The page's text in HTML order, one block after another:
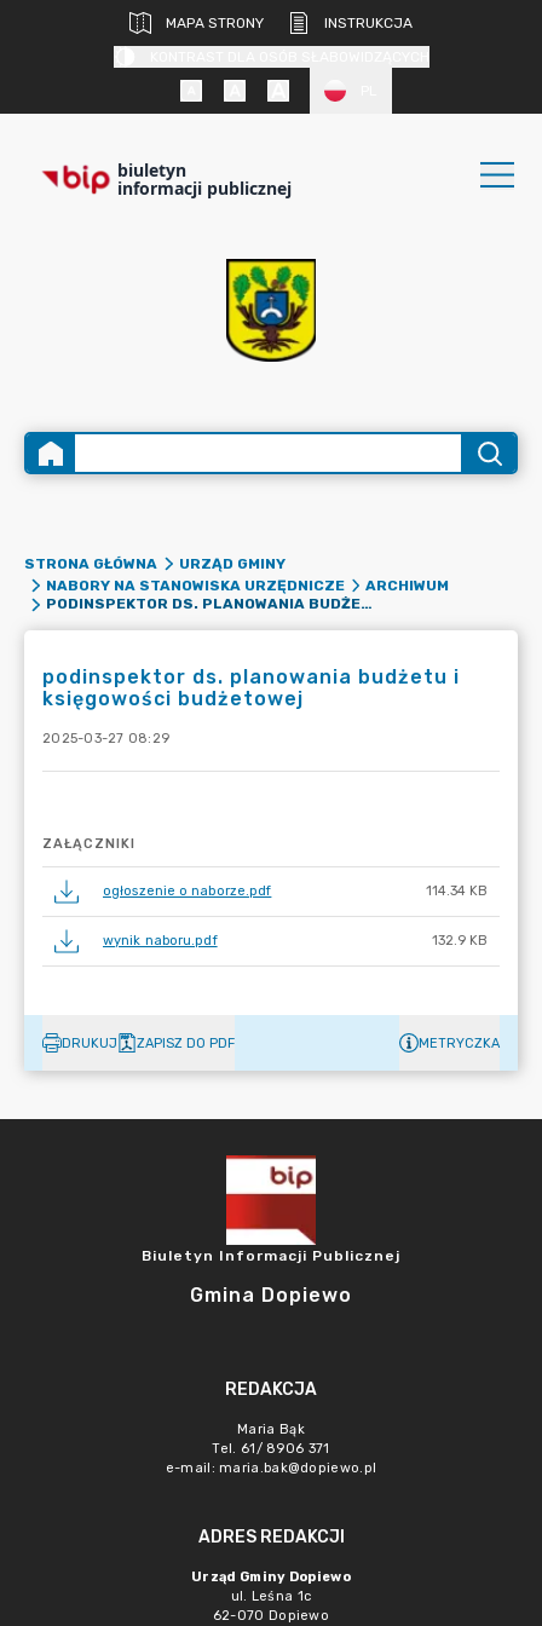
MAPA STRONY
INSTRUKCJA
biuletyn
informacji publicznej
STRONA GŁÓWNA
URZĄD GMINY
NABORY NA STANOWISKA URZĘDNICZE
ARCHIWUM
PODINSPEKTOR DS. PLANOWANIA BUDŻETU I KSIĘGOWOŚCI BUDŻETOWEJ
podinspektor ds. planowania budżetu i
księgowości budżetowej
2025-03-27 08:29
ZAŁĄCZNIKI
ogłoszenie o naborze.pdf 114.34 KB
wynik naboru.pdf 132.9 KB
DRUKUJ ZAPISZ DO PDF METRYCZKA
Biuletyn Informacji Publicznej
Gmina Dopiewo
REDAKCJA
Maria Bąk
Tel. 61/ 8906 371
e-mail: maria.bak@dopiewo.pl
ADRES REDAKCJI
Urząd Gminy Dopiewo
ul. Leśna 1c
62-070 Dopiewo